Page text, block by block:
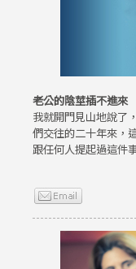
老公的陰莖插不進來
我就開門見山地說了
們交往的二十年來，
跟任何人提起過這件